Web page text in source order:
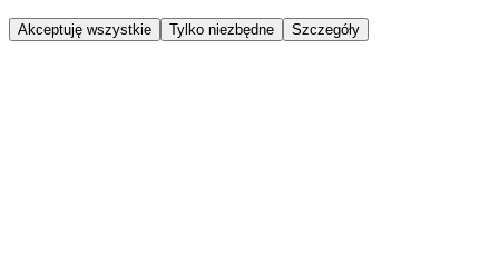
Akceptuję wszystkie Tylko niezbędne Szczegóły